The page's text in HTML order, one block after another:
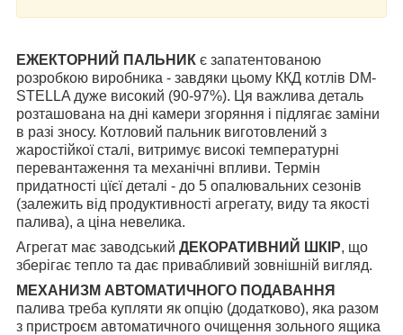
ЕЖЕКТОРНИЙ ПАЛЬНИК є запатентованою
розробкою виробника - завдяки цьому ККД котлів DM-
STELLA дуже високий (90-97%). Ця важлива деталь
розташована на дні камери згоряння і підлягає заміни
в разі зносу. Котловий пальник виготовлений ​​з
жаростійкої сталі, витримує високі температурні
перевантаження та механічні впливи. Термін
придатності цїєї деталі - до 5 опалювальних сезонів
(залежить від продуктивності агрегату, виду та якості
палива), а ціна невелика.
Агрегат має заводський ДЕКОРАТИВНИЙ ШКІР, що
зберігає тепло та дає привабливий зовнішній вигляд.
МЕХАНИЗМ АВТОМАТИЧНОГО ПОДАВАННЯ
палива треба купляти як опцію (додатково), яка разом
з пристроєм автоматичного очищення зольного ящика